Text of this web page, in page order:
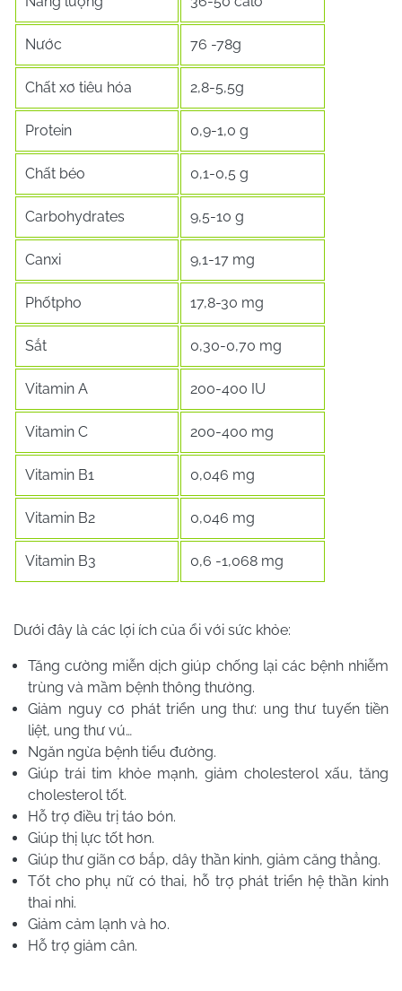
Nước 76 -78g
Chất xơ tiêu hóa 2,8-5,5g
Protein 0,9-1,0 g
Chất béo 0,1-0,5 g
Carbohydrates 9,5-10 g
Canxi 9,1-17 mg
Phốtpho 17,8-30 mg
Sắt 0,30-0,70 mg
Vitamin A 200-400 IU
Vitamin C 200-400 mg
Vitamin B1 0,046 mg
Vitamin B2 0,046 mg
Vitamin B3 0,6 -1,068 mg
Dưới đây là các lợi ích của ổi với sức khỏe:
Tăng cường miễn dịch giúp chống lại các bệnh nhiễm
trùng và mầm bệnh thông thường.
Giảm nguy cơ phát triển ung thư: ung thư tuyến tiền
liệt, ung thư vú…
Ngăn ngừa bệnh tiểu đường.
Giúp trái tim khỏe mạnh, giảm cholesterol xấu, tăng
cholesterol tốt.
Hỗ trợ điều trị táo bón.
Giúp thị lực tốt hơn.
Giúp thư giãn cơ bắp, dây thần kinh, giảm căng thẳng.
Tốt cho phụ nữ có thai, hỗ trợ phát triển hệ thần kinh
thai nhi.
Giảm cảm lạnh và ho.
Hỗ trợ giảm cân.